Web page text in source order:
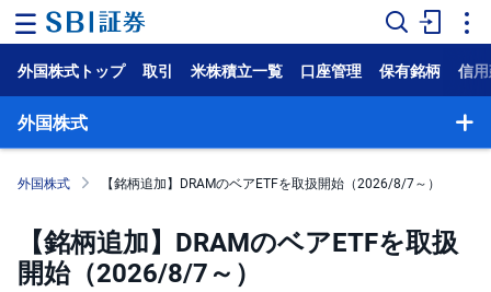
ー
ム
ー
ト
NISA
外国株式トップ 取引 米株積立一覧 口座管理 保有銘柄 信
外国株式
外国株式 【銘柄追加】DRAMのベアETFを取扱開始（2026/8/7～）
【銘柄追加】DRAMのベアETFを取扱
開始（2026/8/7～）